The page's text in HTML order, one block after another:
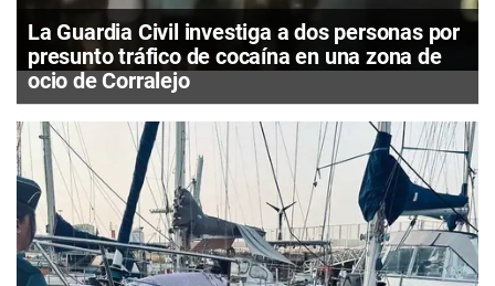
La Guardia Civil investiga a dos personas por
presunto tráfico de cocaína en una zona de
ocio de Corralejo